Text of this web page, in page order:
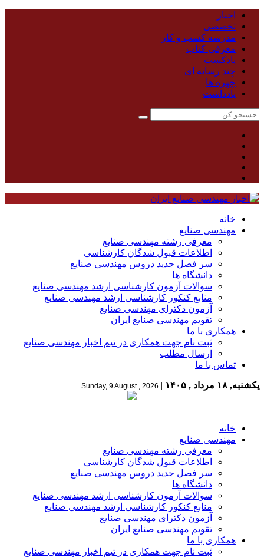
اخبار
تخصصی
مدرسه کسب و کار
معرفی کتاب
پادکست
چند رسانه ای
چهره ها
یادداشت
خانه
مهندسی صنایع
معرفی رشته مهندسی صنایع
اطلاعات قبول شدگان کارشناسی
سر فصل جدید دروس مهندسی صنایع
دانشگاه ها
سوالات آزمون کارشناسی ارشد مهندسی صنایع
منابع کنکور کارشناسی ارشد مهندسی صنایع
آزمون دکترای مهندسی صنایع
تقویم مهندسی صنایع ایران
همکاری با ما
ثبت نام جهت همکاری در تیم اخبار مهندسی صنایع
ارسال مطلب
تماس با ما
یکشنبه, ۱۸ مرداد , ۱۴۰۵ |
Sunday, 9 August , 2026
خانه
مهندسی صنایع
معرفی رشته مهندسی صنایع
اطلاعات قبول شدگان کارشناسی
سر فصل جدید دروس مهندسی صنایع
دانشگاه ها
سوالات آزمون کارشناسی ارشد مهندسی صنایع
منابع کنکور کارشناسی ارشد مهندسی صنایع
آزمون دکترای مهندسی صنایع
تقویم مهندسی صنایع ایران
همکاری با ما
ثبت نام جهت همکاری در تیم اخبار مهندسی صنایع